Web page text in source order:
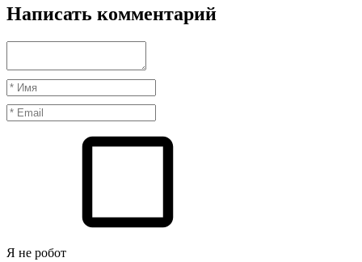
Написать комментарий
Я нe рoбoт